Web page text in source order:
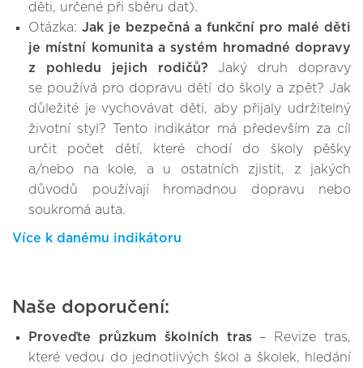
děti, určené při sběru dat).
Otázka: Jak je bezpečná a funkční pro malé děti
je místní komunita a systém hromadné dopravy
z pohledu jejich rodičů? Jaký druh dopravy
se používá pro dopravu dětí do školy a zpět? Jak
důležité je vychovávat děti, aby přijaly udržitelný
životní styl? Tento indikátor má především za cíl
určit počet dětí, které chodí do školy pěšky
a/nebo na kole, a u ostatních zjistit, z jakých
důvodů používají hromadnou dopravu nebo
soukromá auta.
Více k danému indikátoru
Naše doporučení:
Proveďte průzkum školních tras– Revize tras,
které vedou do jednotlivých škol a školek, hledání